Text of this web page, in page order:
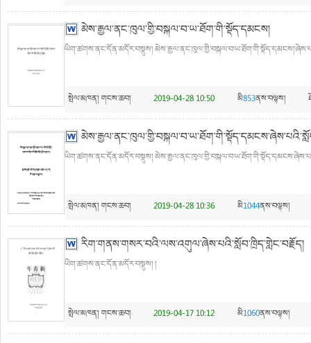
མེས་རྒྱལ་ནང་ཁུལ་གྱི་བསྐལ་བ་ཡ་ཐོག་གི་སྡོད་དམངས།
ཡིག་ཚགས་ནང་དོན་མདོར་བསྡུས།
སྤེལ་མཁན། གངས་ཆབ། 2019-04-28 10:50 མི853ནས་བལྟས།
ཡིག་ཚགས་ནང་དོན་མདོར་བསྡུས།
སྤེལ་མཁན། གངས་ཆབ། 2019-04-28 10:36 མི1044ནས་བལྟས།
རིག་གནས་གསར་བའི་ལས་འགུལ་ཞེས་པའི་སློབ་ཁྲིད་གླེང་བརྗོད།
ཡིག་ཚགས་ནང་དོན་མདོར་བསྡུས། །
སྤེལ་མཁན། གངས་ཆབ། 2019-04-17 10:12 མི1060ནས་བལྟས།